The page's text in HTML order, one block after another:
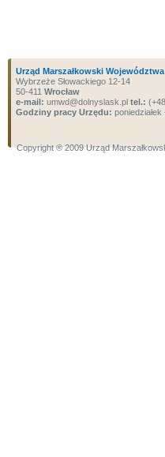
Urząd Marszałkowski
Wybrzeże Słowackiego 12-14
50-411 Wrocław
e-mail: umwd@dolnyslask.pl tel.:
Godziny pracy Urzędu:
Copyright ® 2009 Urząd